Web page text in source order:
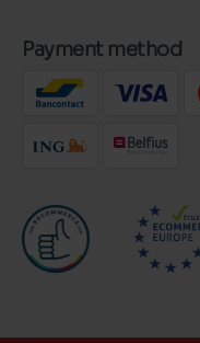
Payment method